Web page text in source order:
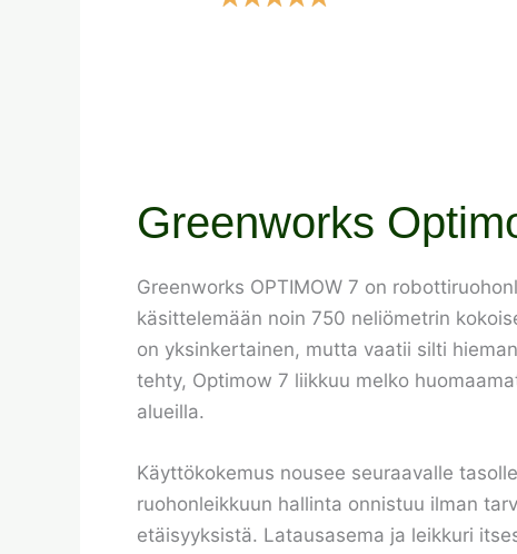
Greenworks
Greenworks OPTIMOW 7 on
käsittelemään noin 750 neliömetrin
on yksinkertainen, mutta vaatii silti
tehty, Optimow 7 liikkuu melko
alueilla.
Käyttökokemus nousee seuraavalle
ruohonleikkuun hallinta onnistuu ilman
etäisyyksistä. Latausasema ja leikkuri